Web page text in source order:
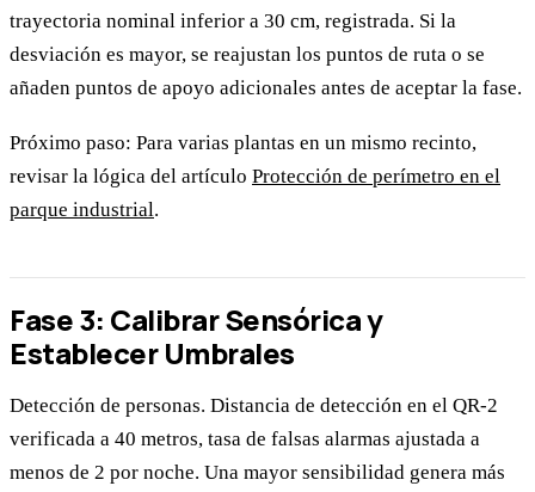
trayectoria nominal inferior a 30 cm, registrada. Si la
desviación es mayor, se reajustan los puntos de ruta o se
añaden puntos de apoyo adicionales antes de aceptar la fase.
Próximo paso: Para varias plantas en un mismo recinto,
revisar la lógica del artículo Protección de perímetro en el
parque industrial.
Fase 3: Calibrar Sensórica y
Establecer Umbrales
Detección de personas. Distancia de detección en el QR-2
verificada a 40 metros, tasa de falsas alarmas ajustada a
menos de 2 por noche. Una mayor sensibilidad genera más